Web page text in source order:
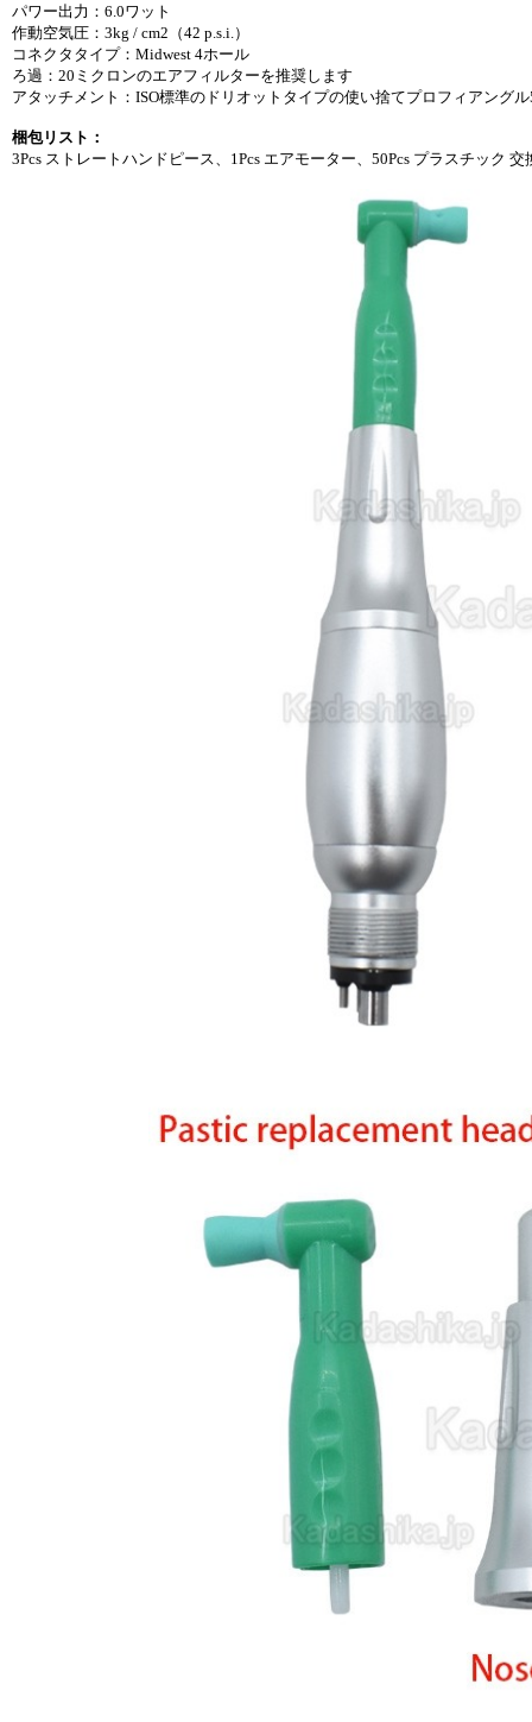
パワー出力：6.0ワット
作動空気圧：3kg / cm2（42 p.s.i.）
コネクタタイプ：Midwest 4ホール
ろ過：20ミクロンのエアフィルターを推奨します
アタッチメント：ISO標準のドリオットタイプの使い捨てプロフィアング
梱包リスト：
3Pcs ストレートハンドピース、1Pcs エアモーター、50Pcs プラスチック 交